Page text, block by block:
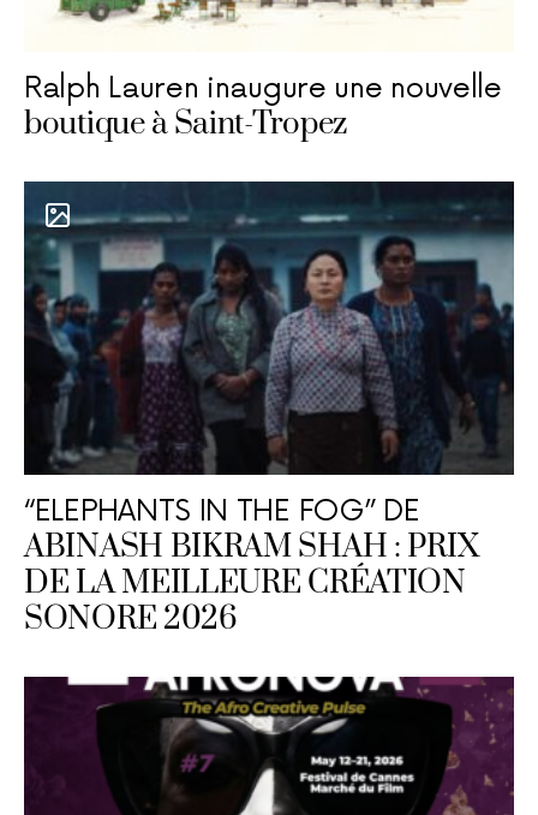
Ralph Lauren inaugure une nouvelle
boutique à Saint-Tropez
“ELEPHANTS IN THE FOG” DE
ABINASH BIKRAM SHAH : PRIX
DE LA MEILLEURE CRÉATION
SONORE 2026